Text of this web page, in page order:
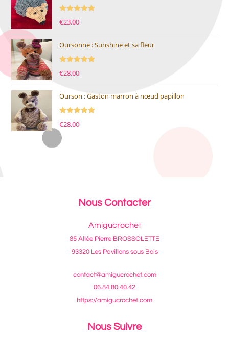
€23.00
Oursonne : Sunshine et sa fleur
€28.00
Ourson : Gaston marron à nœud papillon
sur 5
€28.00
Nous Contacter
Amigucrochet
85 Allée Pierre BROSSOLETTE
93320 Les Pavillons sous Bois
contact@amigucrochet.com
06.84.80.40.42
https://amigucrochet.com
Nous Suivre